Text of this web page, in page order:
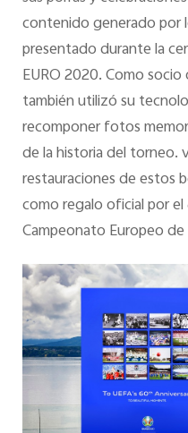
contenido generado por
presentado durante la
EURO 2020. Como
también utilizó su
recomponer fotos
de la historia del torneo.
restauraciones de estos
como regalo oficial por el
Campeonato Europeo